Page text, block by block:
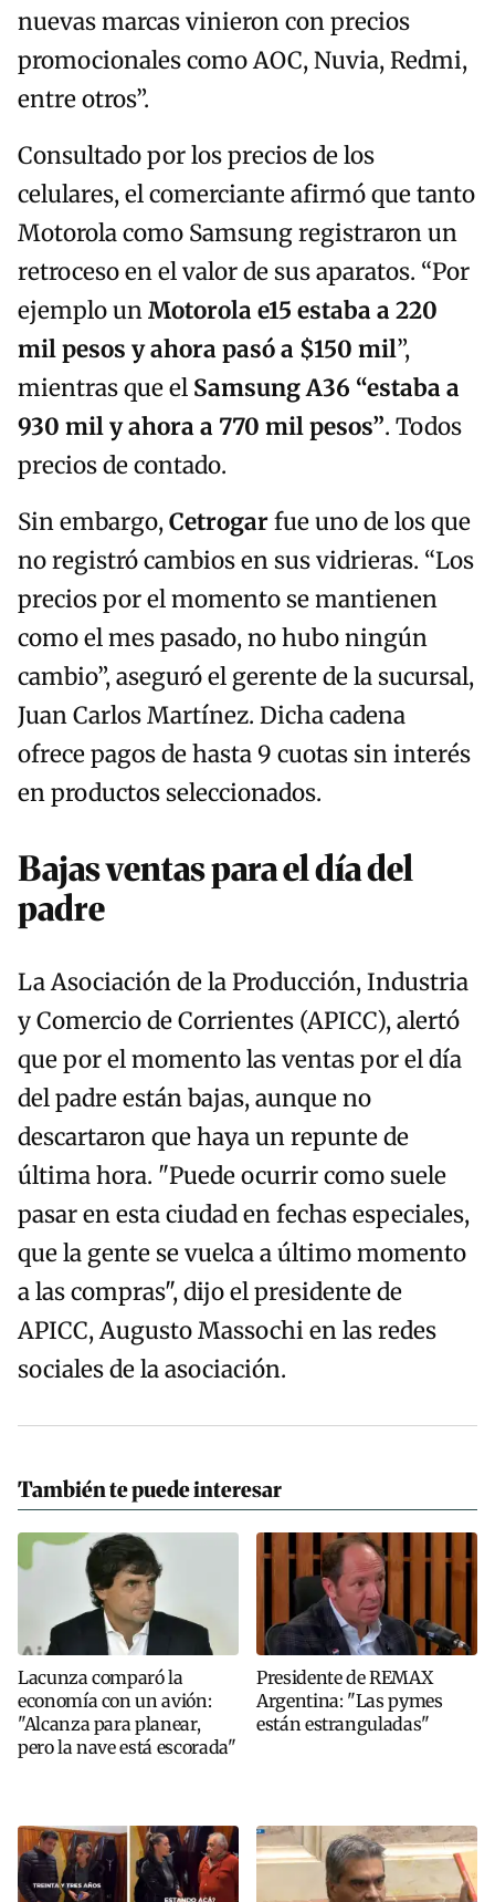
nuevas marcas vinieron con precios
promocionales como AOC, Nuvia, Redmi,
entre otros”.
Consultado por los precios de los
celulares, el comerciante afirmó que tanto
Motorola como Samsung registraron un
retroceso en el valor de sus aparatos. “Por
ejemplo unMotorola e15 estaba a 220
mil pesos y ahora pasó a $150 mil”,
mientras que el Samsung A36 “estaba a
930 mil y ahora a 770 mil pesos”. Todos
precios de contado.
Sin embargo,Cetrogarfue uno de los que
no registró cambios en sus vidrieras. “Los
precios por el momento se mantienen
como el mes pasado, no hubo ningún
cambio”, aseguró el gerente de la sucursal,
Juan Carlos Martínez. Dicha cadena
ofrece pagos de hasta 9 cuotas sin interés
en productos seleccionados.
Bajas ventas para el día del
padre
La Asociación de la Producción, Industria
y Comercio de Corrientes (APICC), alertó
que por el momento las ventas por el día
del padre están bajas, aunque no
descartaron que haya un repunte de
última hora. "Puede ocurrir como suele
pasar en esta ciudad en fechas especiales,
que la gente se vuelca a último momento
a las compras", dijo el presidente de
APICC, Augusto Massochi en las redes
sociales de la asociación.
También te puede interesar
Lacunza comparó la
economía con un avión:
"Alcanza para planear,
pero la nave está escorada"
Presidente de REMAX
Argentina: "Las pymes
están estranguladas"